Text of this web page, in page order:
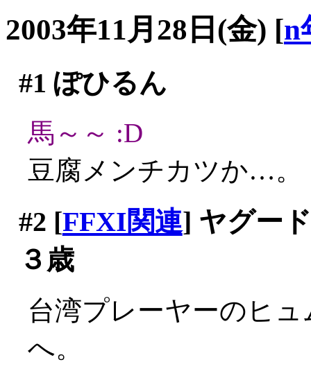
2003年11月28日(金) [n
#1 ぽひるん
馬～～ :D
豆腐メンチカツか…。
#2 [FFXI関連] ヤグー
３歳
台湾プレーヤーのヒ
へ。